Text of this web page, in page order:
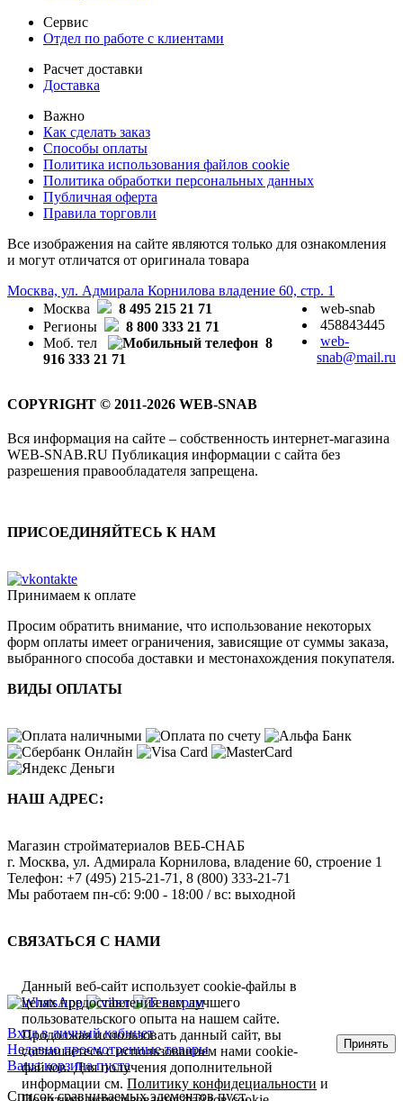
Сервис
Отдел по работе с клиентами
Расчет доставки
Доставка
Важно
Как сделать заказ
Способы оплаты
Политика использования файлов cookie
Политика обработки персональных данных
Публичная оферта
Правила торговли
Все изображения на сайте являются только для ознакомления
и могут отличатся от оригинала товара
Москва, ул. Адмирала Корнилова владение 60, стр. 1
Москва
8 495 215 21 71
Регионы
8 800 333 21 71
Моб. тел
8
916 333 21 71
web-snab
458843445
web-
snab@mail.ru
COPYRIGHT © 2011-2026 WEB-SNAB
Вся информация на сайте – собственность интернет-магазина
WEB-SNAB.RU Публикация информации с сайта без
разрешения правообладателя запрещена.
ПРИСОЕДИНЯЙТЕСЬ К НАМ
Принимаем к оплате
Просим обратить внимание, что использование некоторых
форм оплаты имеет ограничения, зависящие от суммы заказа,
выбранного способа доставки и местонахождения покупателя.
ВИДЫ ОПЛАТЫ
НАШ АДРЕС:
Магазин стройматериалов ВЕБ-СНАБ
г. Москва, ул. Адмирала Корнилова, владение 60, строение 1
Телефон: +7 (495) 215-21-71 , 8 (800) 333-21-71
Мы работаем пн-сб: 9:00 - 18:00 / вс: выходной
СВЯЗАТЬСЯ С НАМИ
Вход в личный кабинет
Недавно просмотренные товары
Ваша корзина пуста
Список сравниваемых элементов пуст.
Данный веб-сайт использует cookie-файлы в
целях предоставления вам лучшего
пользовательского опыта на нашем сайте.
Продолжая использовать данный сайт, вы
соглашаетесь с использованием нами cookie-
файлов. Для получения дополнительной
информации см.Политику конфидециальности и
Принять